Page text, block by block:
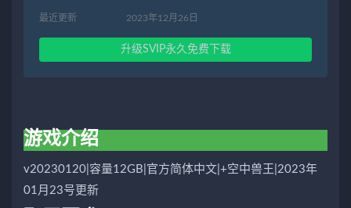
最近更新 2023年12月26日
升级SVIP永久免费下载
游戏介绍
v20230120|容量12GB|官方简体中文|+空中兽王|2023年
01月23号更新